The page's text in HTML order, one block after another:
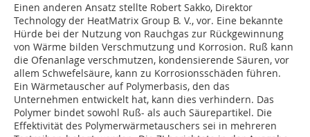
Einen anderen Ansatz stellte Robert Sakko, Direktor
Technology der HeatMatrix Group B. V., vor. Eine bekannte
Hürde bei der Nutzung von Rauchgas zur Rückgewinnung
von Wärme bilden Verschmutzung und Korrosion. Ruß kann
die Ofenanlage verschmutzen, kondensierende Säuren, vor
allem Schwefelsäure, kann zu Korrosionsschäden führen.
Ein Wärmetauscher auf Polymerbasis, den das
Unternehmen entwickelt hat, kann dies verhindern. Das
Polymer bindet sowohl Ruß- als auch Säurepartikel. Die
Effektivität des Polymerwärmetauschers sei in mehreren